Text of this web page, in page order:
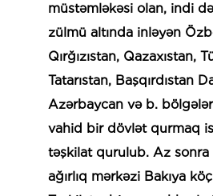
müstəmləkəsi olan, indi
zülmü altında inləyən
Qırğızıstan, Qazaxıstan,
Tatarıstan, Başqırdıstan
Azərbaycan və b.
vahid bir dövlət qurmaq
təşkilat qurulub. Az sonra
ağırlıq mərkəzi Bakıya